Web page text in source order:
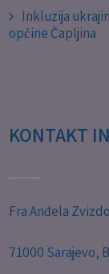
Inkluzija
općine Čapljina
KONTAKT
Fra Anđela
71000 Sarajevo,